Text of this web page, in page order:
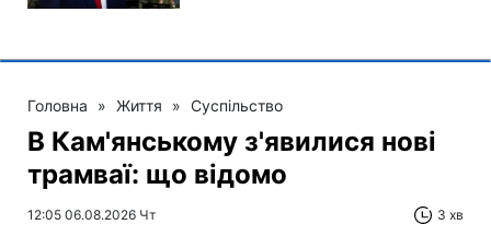
Головна » Життя » Суспільство
В Кам'янському з'явилися нові
трамваї: що відомо
12:05 06.08.2026 Чт 3 хв